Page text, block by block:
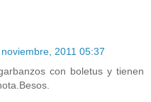
2011 05:37
con boletus y tienen